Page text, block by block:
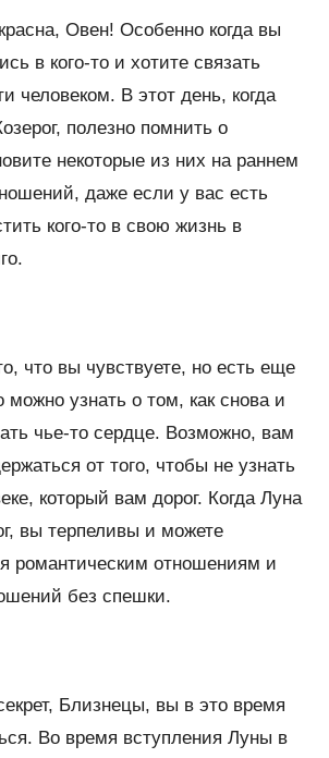
Овен! Особенно когда вы
в кого-то и хотите связать
человеком. В этот день, когда
полезно помнить о
некоторые из них на раннем
даже если у вас есть
кого-то в свою жизнь в
что вы чувствуете, но есть еще
можно узнать о том, как снова и
чье-то сердце. Возможно, вам
от того, чтобы не узнать
который вам дорог. Когда Луна
вы терпеливы и можете
романтическим отношениям и
без спешки.
Близнецы, вы в это время
Во время вступления Луны в